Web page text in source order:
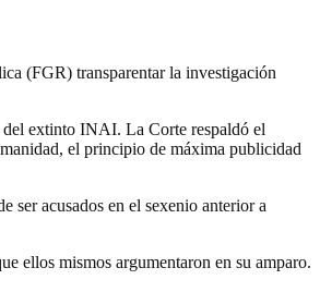
(FGR) transparentar la investigación
del extinto INAI. La Corte respaldó el
el principio de máxima publicidad
ser acusados en el sexenio anterior a
ellos mismos argumentaron en su amparo.